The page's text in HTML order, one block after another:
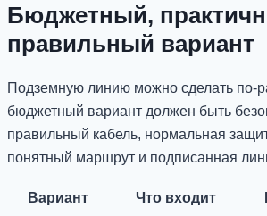
Бюджетный,
правильный вариант
Подземную линию можно сделать по-
бюджетный вариант должен быть
правильный кабель, нормальная
понятный маршрут и подписанная
Вариант Что входит